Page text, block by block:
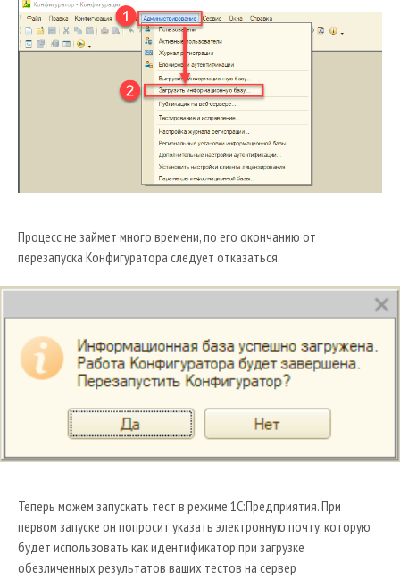
Процесс не займет много времени, по его окончанию от
перезапуска Конфигуратора следует отказаться.
Теперь можем запускать тест в режиме 1С:Предприятия. При
первом запуске он попросит указать электронную почту, которую
будет использовать как идентификатор при загрузке
обезличенных результатов ваших тестов на сервер